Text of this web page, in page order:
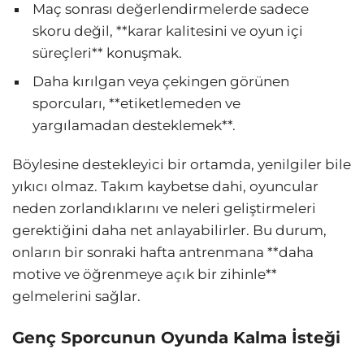
Maç sonrası değerlendirmelerde sadece
skoru değil, **karar kalitesini ve oyun içi
süreçleri** konuşmak.
Daha kırılgan veya çekingen görünen
sporcuları, **etiketlemeden ve
yargılamadan desteklemek**.
Böylesine destekleyici bir ortamda, yenilgiler bile
yıkıcı olmaz. Takım kaybetse dahi, oyuncular
neden zorlandıklarını ve neleri geliştirmeleri
gerektiğini daha net anlayabilirler. Bu durum,
onların bir sonraki hafta antrenmana **daha
motive ve öğrenmeye açık bir zihinle**
gelmelerini sağlar.
Genç Sporcunun Oyunda Kalma İsteği